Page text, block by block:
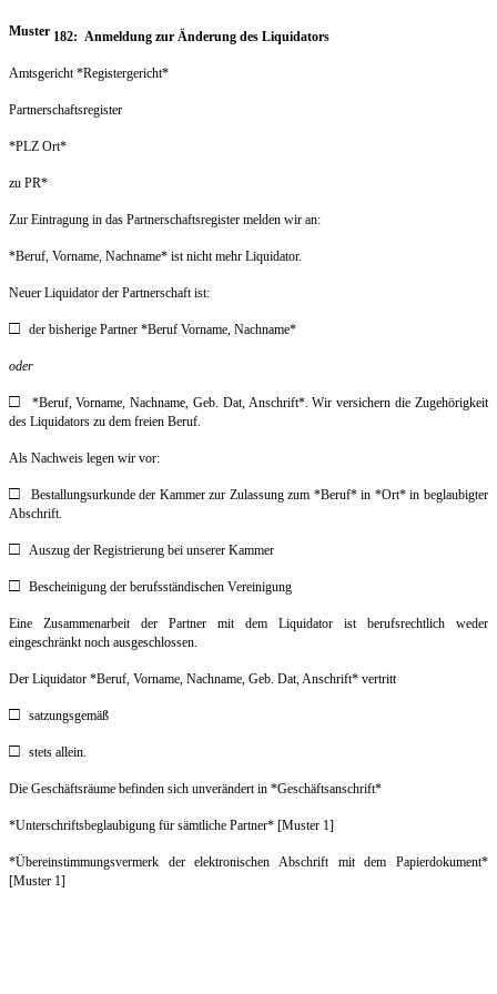
Muster 182: Anmeldung zur Änderung des Liquidators
Amtsgericht *Registergericht*
Partnerschaftsregister
*PLZ Ort*
zu PR*
Zur Eintragung in das Partnerschaftsregister melden wir an:
*Beruf, Vorname, Nachname* ist nicht mehr Liquidator.
Neuer Liquidator der Partnerschaft ist:
□ der bisherige Partner *Beruf Vorname, Nachname*
oder
□
*Beruf, Vorname, Nachname, Geb. Dat, Anschrift*. Wir versichern die Zugehörigkeit
des Liquidators zu dem freien Beruf.
Als Nachweis legen wir vor:
□
Bestallungsurkunde der Kammer zur Zulassung zum *Beruf* in *Ort* in beglaubigter
Abschrift.
□ Auszug der Registrierung bei unserer Kammer
□ Bescheinigung der berufsständischen Vereinigung
Eine Zusammenarbeit der Partner mit dem Liquidator ist berufsrechtlich weder
eingeschränkt noch ausgeschlossen.
Der Liquidator *Beruf, Vorname, Nachname, Geb. Dat, Anschrift* vertritt
□ satzungsgemäß
□ stets allein.
Die Geschäftsräume befinden sich unverändert in *Geschäftsanschrift*
*Unterschriftsbeglaubigung für sämtliche Partner* [Muster 1]
*Übereinstimmungsvermerk der elektronischen Abschrift mit dem Papierdokument*
[Muster 1]